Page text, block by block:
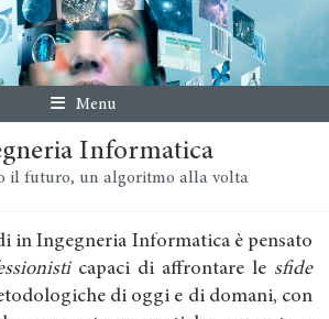
Menu
Informatica
il futuro, un algoritmo alla volta
in Ingegneria Informatica è pensato
capaci di affrontare le sfide
di oggi e di domani, con